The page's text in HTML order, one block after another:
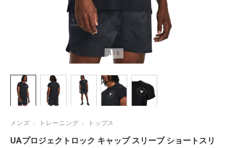
1/ 5
メンズ トレーニング トップス
UAプロジェクトロック キャップ スリーブ ショートスリ